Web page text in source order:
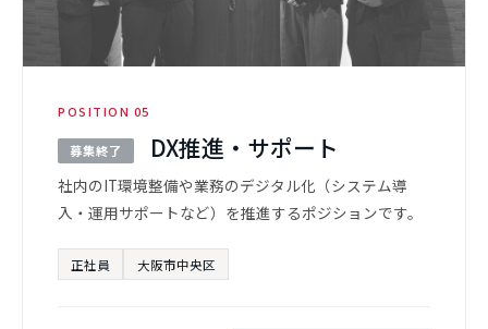
POSITION 05
募集終了 DX推進・サポート
社内のIT環境整備や業務のデジタル化（システム導
入・運用サポートなど）を推進するポジションです。
正社員 大阪市中央区